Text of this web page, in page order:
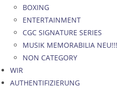
BOXING
ENTERTAINMENT
CGC SIGNATURE SERIES
MUSIK MEMORABILIA NEU!!!
NON CATEGORY
WIR
AUTHENTIFIZIERUNG